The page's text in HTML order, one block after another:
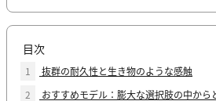
目次
1
抜群の耐久性と生き物のような感触
2
おすすめモデル：膨大な選択肢の中から